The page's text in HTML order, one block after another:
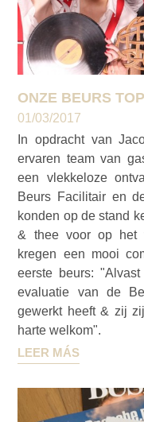
ONZE BEURS
01/03/2017
In opdracht van
ervaren team van
een vlekkeloze
Beurs Facilitair en
konden op de stand
& thee voor op het
kregen een mooi
eerste beurs:
evaluatie van de
gewerkt heeft & zij
harte welkom".
LEER MÁS